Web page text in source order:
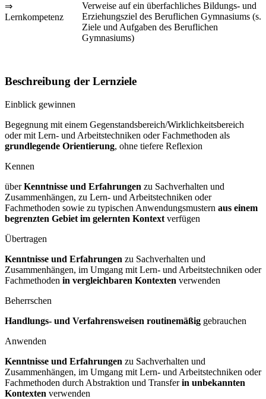
⇒
Lernkompetenz
Verweise auf ein überfachliches Bildungs- und
Erziehungsziel des Beruflichen Gymnasiums (s.
Ziele und Aufgaben des Beruflichen
Gymnasiums)
Beschreibung der Lernziele
Einblick gewinnen
Begegnung mit einem Gegenstandsbereich/Wirklichkeitsbereich
oder mit Lern- und Arbeitstechniken oder Fachmethoden als
grundlegende Orientierung, ohne tiefere Reflexion
Kennen
überKenntnisse und Erfahrungen zu Sachverhalten und
Zusammenhängen, zu Lern- und Arbeitstechniken oder
Fachmethoden sowie zu typischen Anwendungsmustern aus einem
begrenzten Gebiet im gelernten Kontext verfügen
Übertragen
Kenntnisse und Erfahrungen zu Sachverhalten und
Zusammenhängen, im Umgang mit Lern- und Arbeitstechniken oder
Fachmethoden in vergleichbaren Kontexten verwenden
Beherrschen
Handlungs- und Verfahrensweisen routinemäßig gebrauchen
Anwenden
Kenntnisse und Erfahrungen zu Sachverhalten und
Zusammenhängen, im Umgang mit Lern- und Arbeitstechniken oder
Fachmethoden durch Abstraktion und Transferin unbekannten
Kontexten verwenden